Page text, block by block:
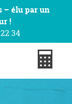
– élu par un
!
34